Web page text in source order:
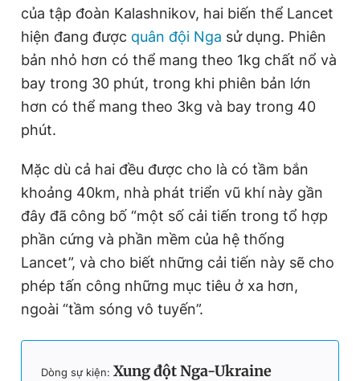
của tập đoàn Kalashnikov, hai biến thể Lancet
hiện đang được quân đội Nga sử dụng. Phiên
bản nhỏ hơn có thể mang theo 1kg chất nổ và
bay trong 30 phút, trong khi phiên bản lớn
hơn có thể mang theo 3kg và bay trong 40
phút.
Mặc dù cả hai đều được cho là có tầm bắn
khoảng 40km, nhà phát triển vũ khí này gần
đây đã công bố “một số cải tiến trong tổ hợp
phần cứng và phần mềm của hệ thống
Lancet”, và cho biết những cải tiến này sẽ cho
phép tấn công những mục tiêu ở xa hơn,
ngoài “tầm sóng vô tuyến”.
Dòng sự kiện: Xung đột Nga-Ukraine